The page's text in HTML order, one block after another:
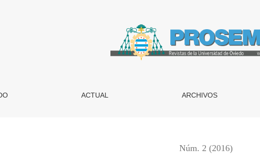
de María de los Reyes Fuentes: Una escritora de la &quot;generación
ACTUAL ARCHIVOS
es:
Núm. 2 (2016)